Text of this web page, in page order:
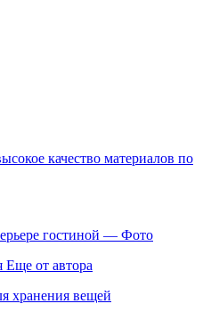
качество материалов по
гостиной — Фото
Еще от автора
хранения вещей